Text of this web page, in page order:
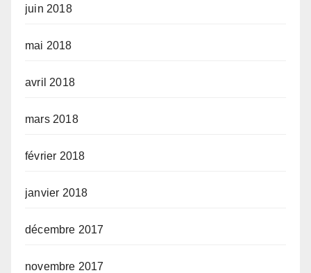
juin 2018
mai 2018
avril 2018
mars 2018
février 2018
janvier 2018
décembre 2017
novembre 2017